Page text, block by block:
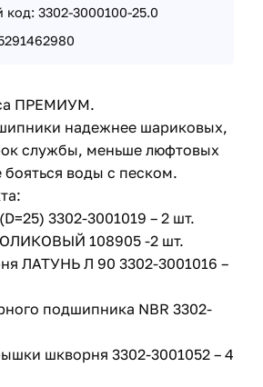
3302-3000100-25.0
ПРЕМИУМ.
надежнее шариковых,
службы, меньше люфтовых
воды с песком.
3302-3001019 – 2 шт.
108905 -2 шт.
ЛАТУНЬ Л 90 3302-3001016 –
подшипника NBR 3302-
шкворня 3302-3001052 – 4